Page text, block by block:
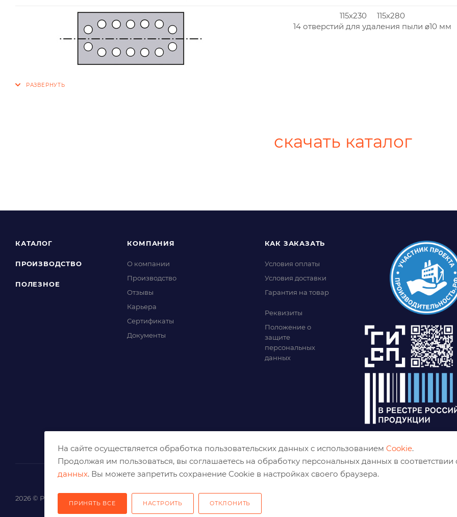
115x230 115x280
14 отверстий для удаления пыли ⌀10 мм
скачать каталог
КАТАЛОГ
ПРОИЗВОДСТВО
ПОЛЕЗНОЕ
КОМПАНИЯ
О компании
Производство
Отзывы
Карьера
Сертификаты
Документы
КАК ЗАКАЗАТЬ
Условия оплаты
Условия доставки
Гарантия на товар
Реквизиты
Положение о
защите
персональных
данных
2026 © Решения для эффективного шлифования и реза
На сайте осуществляется обработка пользовательских данных с использованием Cookie.
Продолжая им пользоваться, вы соглашаетесь на обработку персональных данных в соответствии
данных. Вы можете запретить сохранение Cookie в настройках своего браузера.
ПРИНЯТЬ ВСЕ НАСТРОИТЬ ОТКЛОНИТЬ